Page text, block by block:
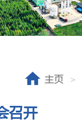
主页
召开